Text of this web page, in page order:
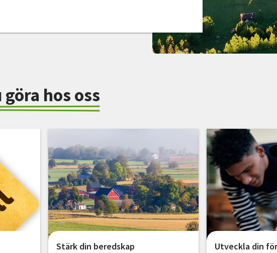
hos oss
Stärk din beredskap Utveckla din